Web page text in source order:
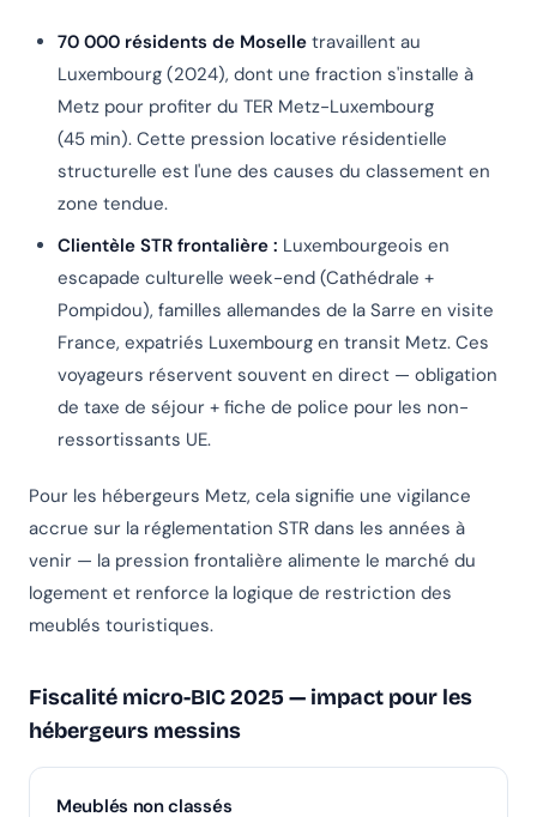
70 000 résidents de Moselle travaillent au
Luxembourg (2024), dont une fraction s'installe à
Metz pour profiter du TER Metz-Luxembourg
(45 min). Cette pression locative résidentielle
structurelle est l'une des causes du classement en
zone tendue.
Clientèle STR frontalière : Luxembourgeois en
escapade culturelle week-end (Cathédrale +
Pompidou), familles allemandes de la Sarre en visite
France, expatriés Luxembourg en transit Metz. Ces
voyageurs réservent souvent en direct — obligation
de taxe de séjour + fiche de police pour les non-
ressortissants UE.
Pour les hébergeurs Metz, cela signifie une vigilance
accrue sur la réglementation STR dans les années à
venir — la pression frontalière alimente le marché du
logement et renforce la logique de restriction des
meublés touristiques.
Fiscalité micro-BIC 2025 — impact pour les
hébergeurs messins
Meublés non classés